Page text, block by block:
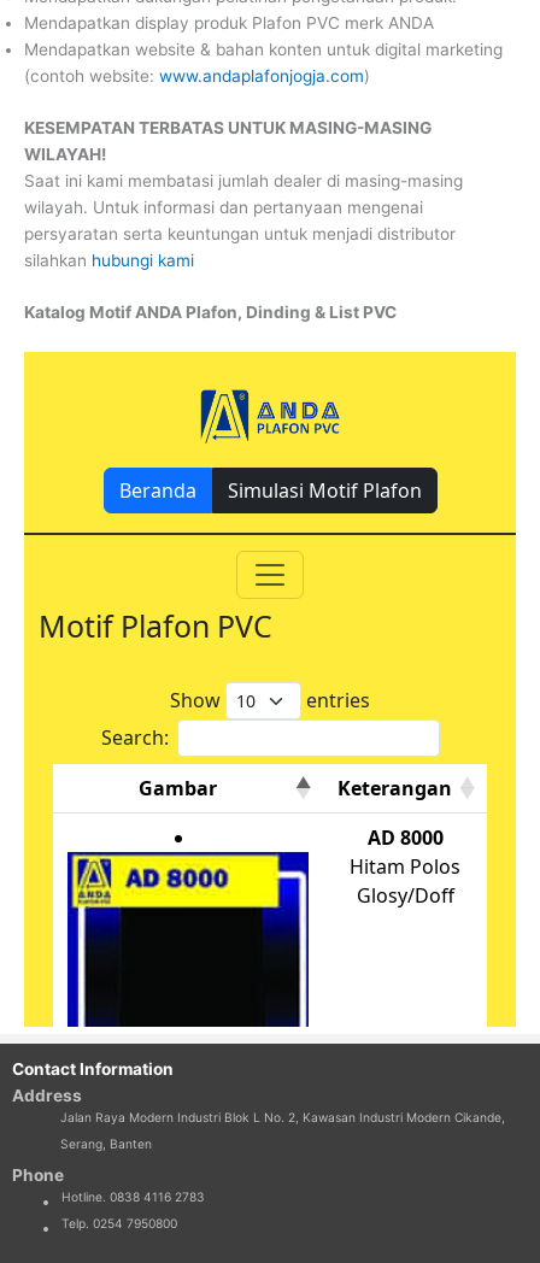
Mendapatkan display produk Plafon PVC merk ANDA
Mendapatkan website & bahan konten untuk digital marketing
(contoh website: www.andaplafonjogja.com)
KESEMPATAN TERBATAS UNTUK MASING-MASING
WILAYAH!
Saat ini kami membatasi jumlah dealer di masing-masing
wilayah. Untuk informasi dan pertanyaan mengenai
persyaratan serta keuntungan untuk menjadi distributor
silahkan hubungi kami
Katalog Motif ANDA Plafon, Dinding & List PVC
Contact Information
Address
Jalan Raya Modern Industri Blok L No. 2, Kawasan Industri Modern Cikande,
Serang, Banten
Phone
Hotline. 0838 4116 2783
Telp. 0254 7950800